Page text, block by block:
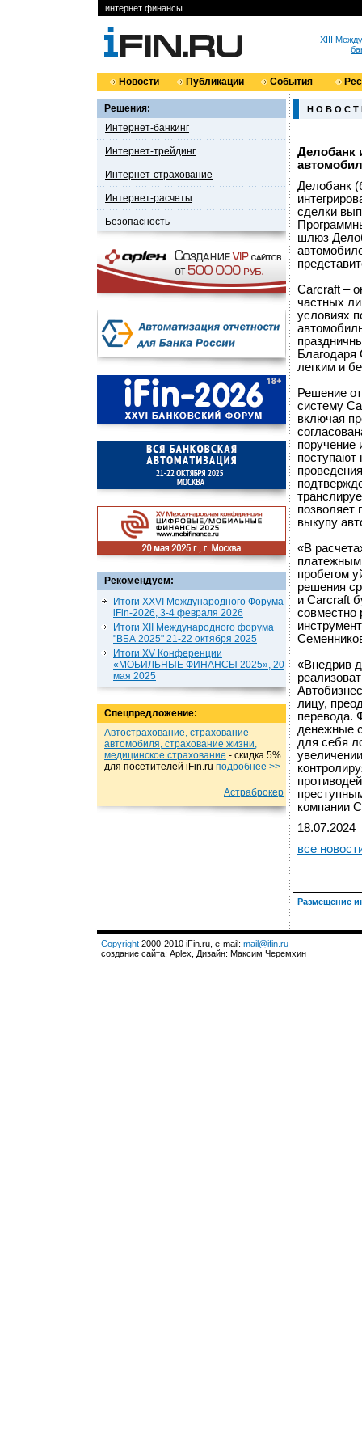
интернет финансы
XIII
Новости Публикации События
Решения:
Интернет-банкинг
Интернет-трейдинг
Интернет-страхование
Интернет-расчеты
Безопасность
Рекомендуем:
Итоги XXVI Международного Форума
iFin-2026, 3-4 февраля 2026
Итоги XII Международного форума
"ВБА 2025" 21-22 октября 2025
Итоги XV Конференции
«МОБИЛЬНЫЕ ФИНАНСЫ 2025», 20
мая 2025
Спецпредложение:
Автострахование, страхование
автомобиля, страхование жизни,
медицинское страхование - cкидка 5%
для посетителей iFin.ru подробнеe >>
Астраброкер
Н О В О С Т
Делобанк
Делобанк
сделки
шлюз
Carcraft –
частных
условиях
легким и
Решение
систему
включая
поручение
поступают
позволяет
выкупу
«В
пробегом
решения
и Carcraft
совместно
«Внедрив
лицу,
перевода.
денежные
для себя
компании
18.07.2024
все
Размещение
Copyright 2000-2010 iFin.ru, e-mail: mail@ifin.ru
создание сайта: Aplex, Дизайн: Максим Черемхин